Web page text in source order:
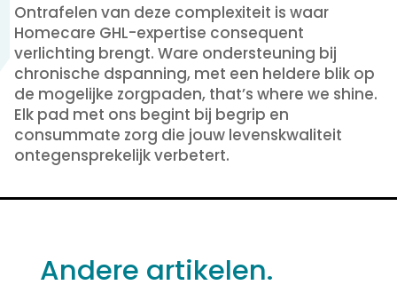
Ontrafelen van deze complexiteit is waar
Homecare GHL-expertise consequent
verlichting brengt. Ware ondersteuning bij
chronische dspanning, met een heldere blik op
de mogelijke zorgpaden, that’s where we shine.
Elk pad met ons begint bij begrip en
consummate zorg die jouw levenskwaliteit
ontegensprekelijk verbetert.
Andere artikelen.